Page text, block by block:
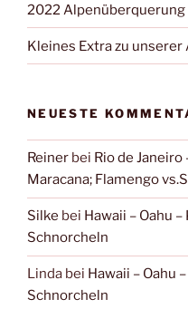
2022
Kleines Extra zu
NEUESTE
Reiner bei Rio de Janeiro
Maracana; Flamengo
Silke bei Hawaii – Oahu
Schnorcheln
Linda bei Hawaii – Oahu
Schnorcheln